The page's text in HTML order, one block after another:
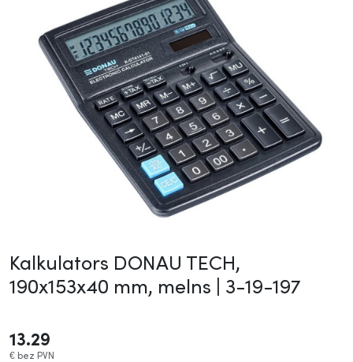
Kalkulators DONAU TECH,
190x153x40 mm, melns | 3-19-197
13.29
€ bez PVN